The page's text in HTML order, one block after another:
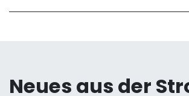
Neues aus der